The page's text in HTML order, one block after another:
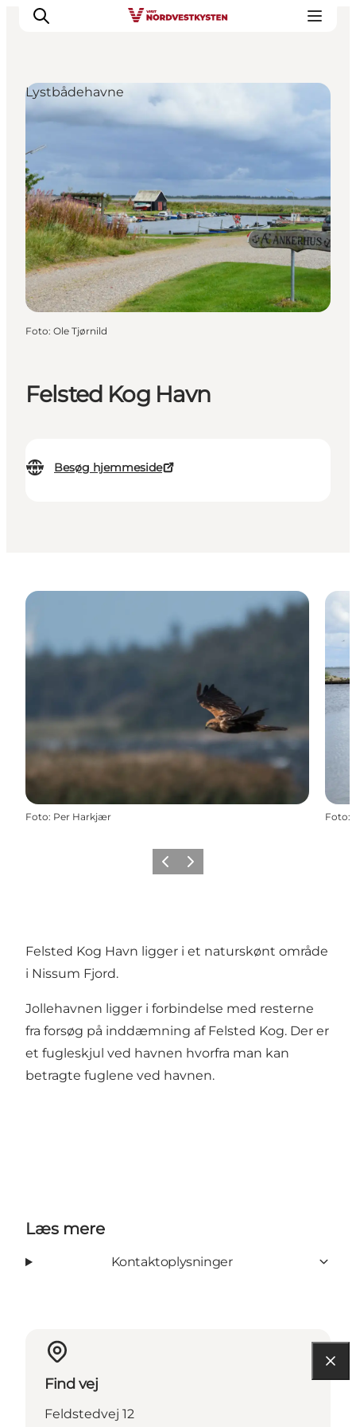
Inspiration
Handicapvenlig ferie
Events
Overnatning
Planlæg din ferie
Felsted Kog Havn
Besøg hjemmeside
Lystbådehavne
Foto: Ole Tjørnild
Foto: Per Harkjær Foto:
ForrigeNæste
Felsted Kog Havn ligger i et naturskønt område
i Nissum Fjord.
Jollehavnen ligger i forbindelse med resterne
fra forsøg på inddæmning af Felsted Kog. Der er
et fugleskjul ved havnen hvorfra man kan
betragte fuglene ved havnen.
Læs mere
Kontaktoplysninger
Find vej
Feldstedvej 12